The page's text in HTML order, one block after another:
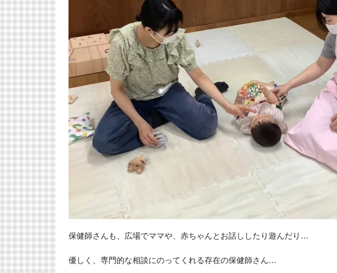
保健師さんも、広場でママや、赤ちゃんとお話ししたり遊んだり…
優しく、専門的な相談にのってくれる存在の保健師さん…